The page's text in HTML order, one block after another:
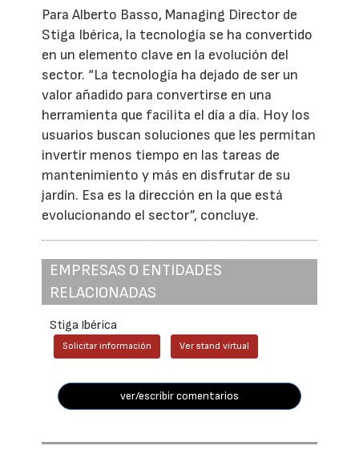
Para Alberto Basso, Managing Director de
Stiga Ibérica, la tecnología se ha convertido
en un elemento clave en la evolución del
sector. “La tecnología ha dejado de ser un
valor añadido para convertirse en una
herramienta que facilita el día a día. Hoy los
usuarios buscan soluciones que les permitan
invertir menos tiempo en las tareas de
mantenimiento y más en disfrutar de su
jardín. Esa es la dirección en la que está
evolucionando el sector”, concluye.
EMPRESAS O ENTIDADES
RELACIONADAS
Stiga Ibérica
Solicitar información Ver stand virtual
ver/escribir comentarios